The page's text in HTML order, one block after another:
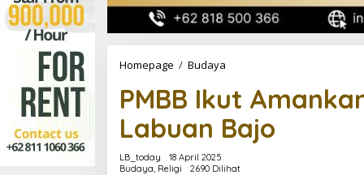
Homepage / Budaya
Amankan
Prosesi
Jalan
Salib
Labuan
PMBB Ikut
Labuan Bajo
LB_today
18 April 2025
Budaya, Religi 2690 Dilihat